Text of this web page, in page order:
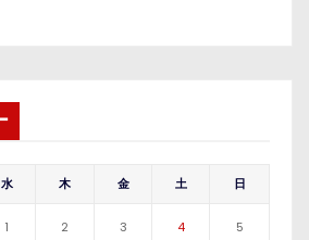
水 木 金 土 日
1 2 3 4 5